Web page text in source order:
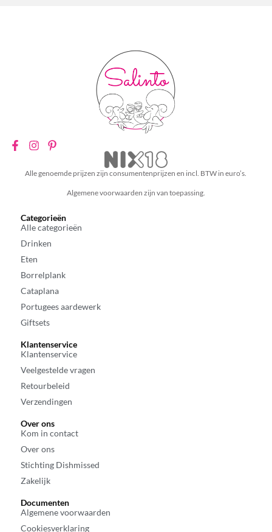
Alle genoemde prijzen zijn consumentenprijzen en incl. BTW in euro’s.
Algemene voorwaarden zijn van toepassing.
Categorieën
Alle categorieën
Drinken
Eten
Borrelplank
Cataplana
Portugees aardewerk
Giftsets
Klantenservice
Klantenservice
Veelgestelde vragen
Retourbeleid
Verzendingen
Over ons
Kom in contact
Over ons
Stichting Dishmissed
Zakelijk
Documenten
Algemene voorwaarden
Cookiesverklaring